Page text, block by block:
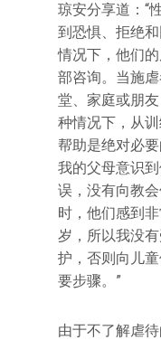
琼安分享道：“
到恐惧、拒绝
情况下，他们
部咨询。当施
堂、家庭或朋
种情况下，从
帮助是绝对必
我的父母意识
误，没有向教
时，他们感到
岁，所以我没
护，否则向儿
要步骤。”
由于不了解虐